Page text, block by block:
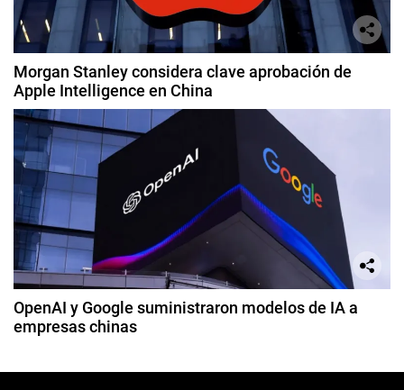
Morgan Stanley considera clave aprobación de
Apple Intelligence en China
OpenAI y Google suministraron modelos de IA a
empresas chinas